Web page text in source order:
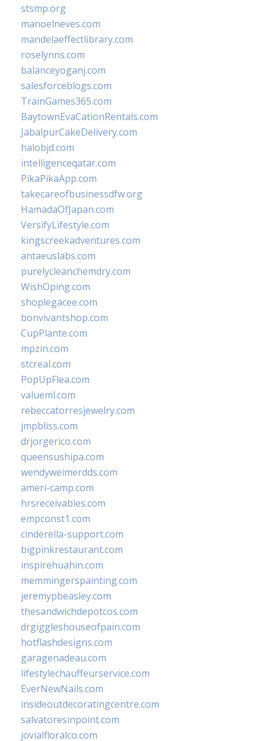
stsmp.org
manoelneves.com
mandelaeffectlibrary.com
roselynns.com
balanceyoganj.com
salesforceblogs.com
TrainGames365.com
BaytownEvaCationRentals.com
JabalpurCakeDelivery.com
halobjd.com
intelligenceqatar.com
PikaPikaApp.com
takecareofbusinessdfw.org
HamadaOfJapan.com
VersifyLifestyle.com
kingscreekadventures.com
antaeuslabs.com
purelycleanchemdry.com
WishOping.com
shoplegacee.com
bonvivantshop.com
CupPlante.com
mpzin.com
stcreal.com
PopUpFlea.com
valueml.com
rebeccatorresjewelry.com
jmpbliss.com
drjorgerico.com
queensushipa.com
wendyweimerdds.com
ameri-camp.com
hrsreceivables.com
empconst1.com
cinderella-support.com
bigpinkrestaurant.com
inspirehuahin.com
memmingerspainting.com
jeremypbeasley.com
thesandwichdepotcos.com
drgiggleshouseofpain.com
hotflashdesigns.com
garagenadeau.com
lifestylechauffeurservice.com
EverNewNails.com
insideoutdecoratingcentre.com
salvatoresinpoint.com
jovialfloralco.com